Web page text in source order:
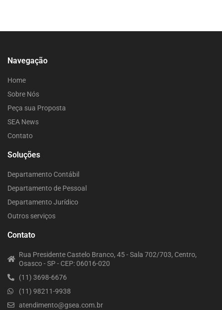
Navegação
Home
Sobre Nós
Peça sua Proposta
SEA News
Contato
Soluções
Departamento Contábil
Departamento de Pessoal
Departamento Jurídico
Outros serviços
Contato
Rua Presidente Castelo Branco, 45 - Sala 702/703, Centro,
Osasco - SP - CEP: 06016-020
(11) 3698-6676
(11) 98211-9938
atendimento@gsea.com.br